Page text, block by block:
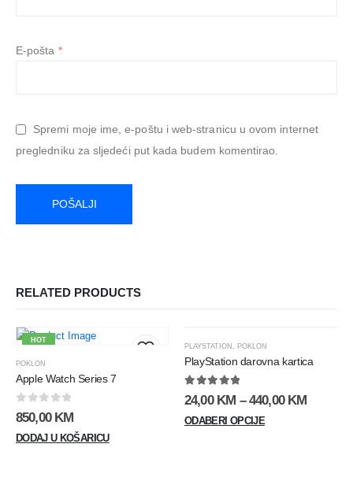
E-pošta *
Spremi moje ime, e-poštu i web-stranicu u ovom internet
pregledniku za sljedeći put kada budem komentirao.
RELATED PRODUCTS
HOT
POKLON
Apple Watch Series 7
0out of 5
850,00 KM
DODAJ U KOŠARICU
PLAYSTATION , POKLON
PlayStation darovna kartica
5.00out of 5
24,00 KM – 440,00 KMRaspon
ODABERI OPCIJEOvaj